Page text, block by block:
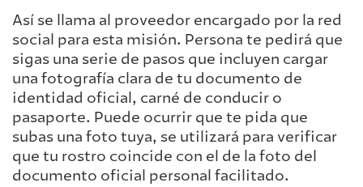
Así se llama al proveedor encargado por la red
social para esta misión. Persona te pedirá que
sigas una serie de pasos que incluyen cargar
una fotografía clara de tu documento de
identidad oficial, carné de conducir o
pasaporte. Puede ocurrir que te pida que
subas una foto tuya, se utilizará para verificar
que tu rostro coincide con el de la foto del
documento oficial personal facilitado.